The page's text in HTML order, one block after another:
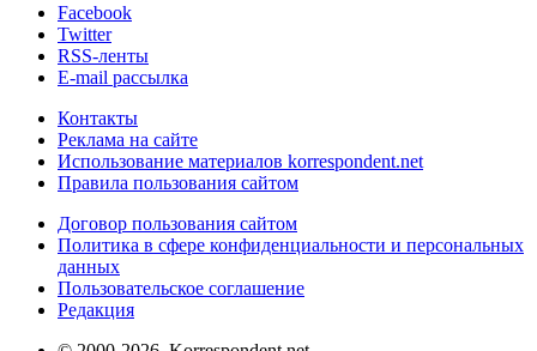
Facebook
Twitter
RSS-ленты
E-mail рассылка
Контакты
Реклама на сайте
Использование материалов korrespondent.net
Правила пользования сайтом
Договор пользования сайтом
Политика в сфере конфиденциальности и персональных
данных
Пользовательское соглашение
Редакция